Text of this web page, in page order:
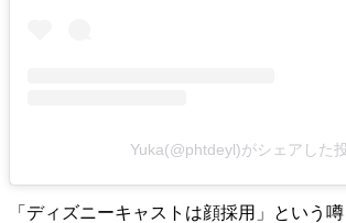
Yuka(@phtdeyl)がシェアした
「ディズニーキャストは顔採用」という